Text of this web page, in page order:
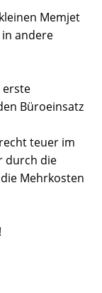
Memjet
andere
erste
Büroeinsatz
teuer im
durch die
Mehrkosten